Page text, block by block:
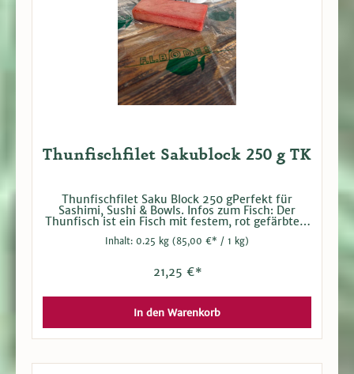
Thunfischfilet Sakublock 250 g TK
Thunfischfilet Saku Block 250 gPerfekt für
Sashimi, Sushi & Bowls. Infos zum Fisch: Der
Thunfisch ist ein Fisch mit festem, rot gefärbtem
Fleisch. Der Gelbflossenthunfisch hat eine
kobaltblaue bis schwarze Rückenseite mit einem
einer Rückenflosse. Er kann eine Länge von 230
cm bei einem Gewicht von 180 kg erreichen. Der
Ozean vor, schwimmt bis zu einer Tiefe von 250
Metern, hat viel Kraft und kann eine
Geschwindigkeit von 80 km/h erreichen. Inhalt: 1
Block mit min. 250 g
Inhalt: 0.25 kg (85,00 €* / 1 kg)
21,25 €*
In den Warenkorb